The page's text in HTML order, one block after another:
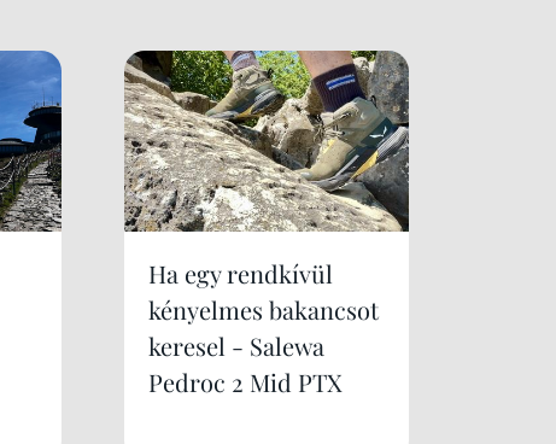
Ha egy rendkívül
kényelmes bakancsot
keresel - Salewa
Pedroc 2 Mid PTX